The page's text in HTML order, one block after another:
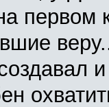
первом